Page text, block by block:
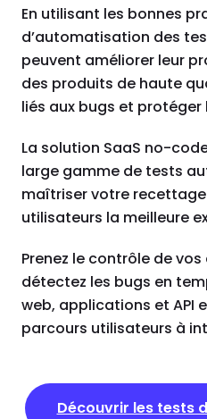
En utilisant les bonnes
d’automatisation des
peuvent améliorer leur
des produits de haute
liés aux bugs et
La solution SaaS no-
large gamme de tests
maîtriser votre recettage
utilisateurs la meilleure
Prenez le contrôle de
détectez les bugs en
web, applications et API
parcours utilisateurs à
Découvrir les tests